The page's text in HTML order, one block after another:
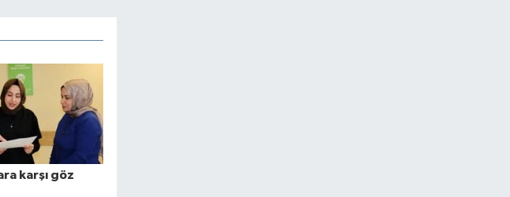
karşı göz